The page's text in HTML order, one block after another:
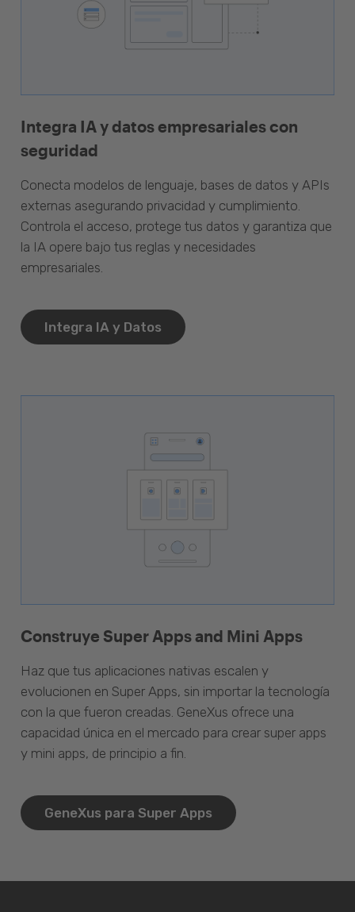
Integra IA y datos empresariales con
seguridad
Conecta modelos de lenguaje, bases de datos y APIs
externas asegurando privacidad y cumplimiento.
Controla el acceso, protege tus datos y garantiza que
la IA opere bajo tus reglas y necesidades
empresariales.
Integra IA y Datos
Construye Super Apps and Mini Apps
Haz que tus aplicaciones nativas escalen y
evolucionen en Super Apps, sin importar la tecnología
con la que fueron creadas. GeneXus ofrece una
capacidad única en el mercado para crear super apps
y mini apps, de principio a fin.
GeneXus para Super Apps